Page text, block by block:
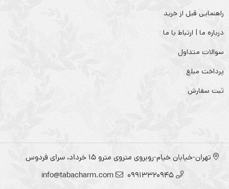
راهنمایی قبل از خرید
درباره ما | ارتباط با ما
سوالات متداول
پرداخت مبلغ
ثبت سفارش
تهران-خیابان خیام-روبروی متروی مترو ۱۵ خرداد، سرای فردوس
09913320945
info@tabacharm.com